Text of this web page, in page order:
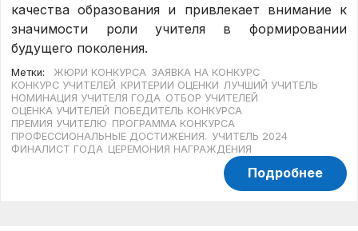
качества образования и привлекает внимание к
значимости роли учителя в формировании
будущего поколения.
Метки: ЖЮРИ КОНКУРСА ЗАЯВКА НА КОНКУРС
КОНКУРС УЧИТЕЛЕЙ КРИТЕРИИ ОЦЕНКИ ЛУЧШИЙ УЧИТЕЛЬ
НОМИНАЦИЯ УЧИТЕЛЯ ГОДА ОТБОР УЧИТЕЛЕЙ
ОЦЕНКА УЧИТЕЛЕЙ ПОБЕДИТЕЛЬ КОНКУРСА
ПРЕМИЯ УЧИТЕЛЮ ПРОГРАММА КОНКУРСА
ПРОФЕССИОНАЛЬНЫЕ ДОСТИЖЕНИЯ. УЧИТЕЛЬ 2024
ФИНАЛИСТ ГОДА ЦЕРЕМОНИЯ НАГРАЖДЕНИЯ
Подробнее